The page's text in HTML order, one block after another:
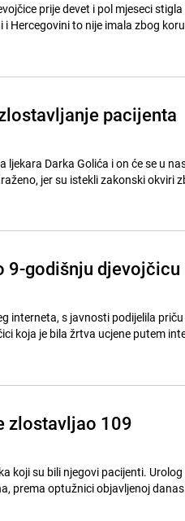
prije devet i pol mjeseci
Hercegovini to nije imala zbog
pacijenta
Darka Golića i on će se u
jer su istekli zakonski okviri
9-godišnju djevojčicu
interneta, s javnosti podijelila
koja je bila žrtva ucjene putem
zlostavljao 109
koji su bili njegovi pacijenti.
prema optužnici objavljenoj